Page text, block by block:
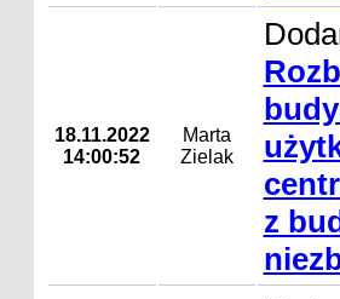
18.11.2022
14:00:52
Marta
Zielak
z